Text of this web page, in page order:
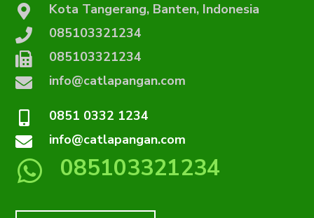
Kota Tangerang, Banten, Indonesia
085103321234
085103321234
info@catlapangan.com
0851 0332 1234
info@catlapangan.com
085103321234